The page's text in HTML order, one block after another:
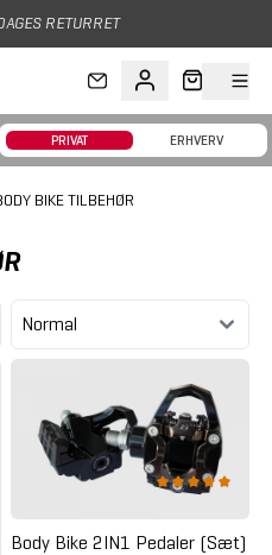
RETURRET
PRIVAT ERHVERV
BIKE TILBEHØR
Body Bike 2IN1 Pedaler (Sæt)